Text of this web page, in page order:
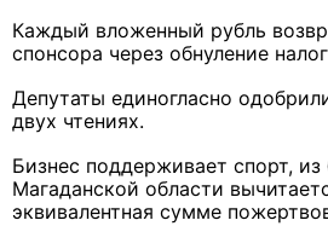
Каждый вложенный рубль
спонсора через обнуление
Депутаты единогласно
двух чтениях.
Бизнес поддерживает спорт,
Магаданской области
эквивалентная сумме